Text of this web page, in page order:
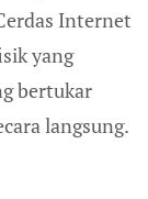
Internet
yang
bertukar
langsung.